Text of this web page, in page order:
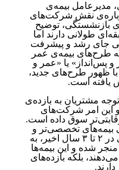
مدیرعامل بیمه‌ی
نقش شرکت‌های
بازنشستگی، توضیح
طولانی دارند اما
جای رشد و پیشرفت
طرح‌های بیمه‌ی عمر
پس‌انداز» یا «عمر و
با ظهور طرح‌های جدید،
یافته است.
مشتریان به بازده‌ی
این امر شرکت‌های
سوق داده است.
بیمه‌های تخصصی‌تر و
همراهی قوانین و نهادهای نظارتی در ۲ تا ۳ سال اخیر، به
شده و این بیمه‌ها
بلکه بازده‌های